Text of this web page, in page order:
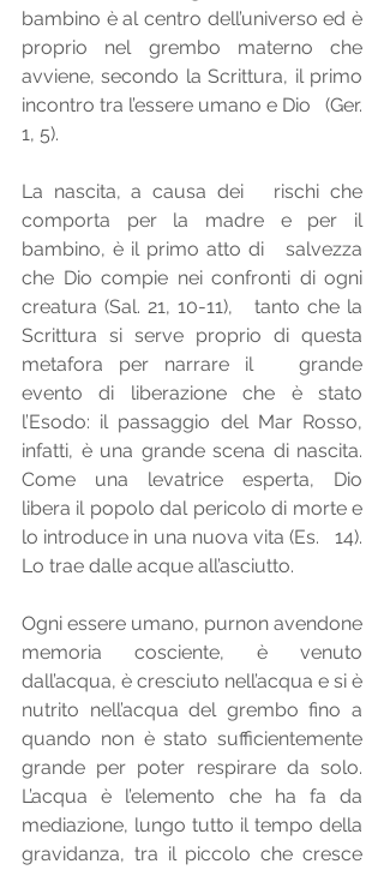
bambino è al centro dell’universo ed è
proprio nel grembo materno che
avviene, secondo la Scrittura, il primo
incontro tra l’essere umano e Dio   (Ger.
1, 5).
La nascita, a causa dei   rischi che
comporta per la madre e per il
bambino, è il primo atto di   salvezza
che Dio compie nei confronti di ogni
creatura (Sal. 21, 10-11),   tanto che la
Scrittura si serve proprio di questa
metafora per narrare il   grande
evento di liberazione che è stato
l’Esodo: il passaggio del Mar Rosso,
infatti, è una grande scena di nascita.
Come una levatrice esperta, Dio
libera il popolo dal pericolo di morte e
lo introduce in una nuova vita (Es.   14).
Lo trae dalle acque all’asciutto.
Ogni essere umano, purnon avendone
memoria cosciente, è venuto
dall’acqua, è cresciuto nell’acqua e si è
nutrito nell’acqua del grembo fino a
quando non è stato sufficientemente
grande per poter respirare da solo.
L’acqua è l’elemento che ha fa da
mediazione, lungo tutto il tempo della
gravidanza, tra il piccolo che cresce